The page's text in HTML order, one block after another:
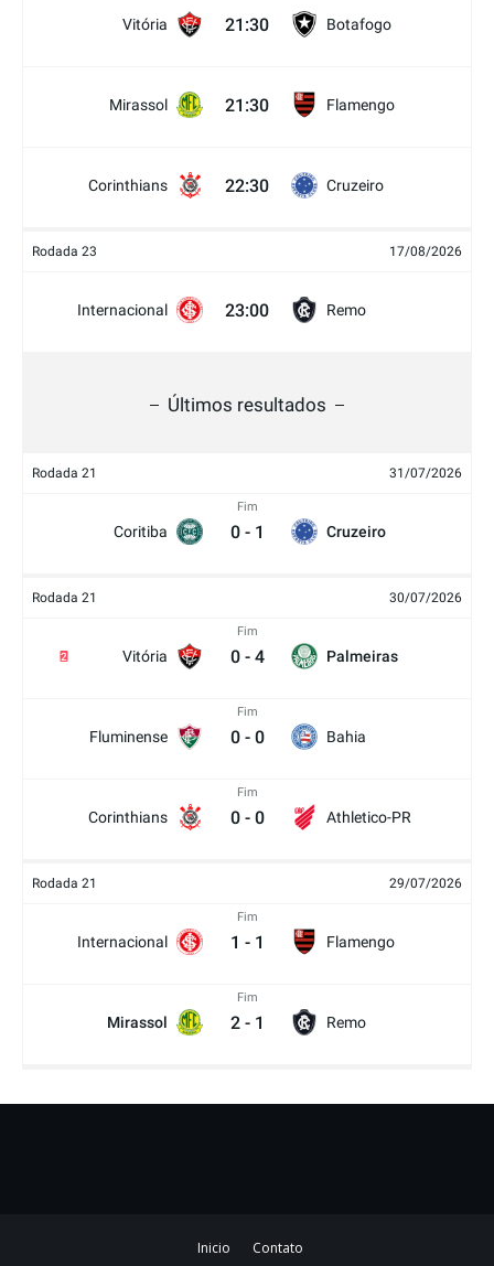
Vitória 21:30 Botafogo
Mirassol 21:30 Flamengo
Corinthians 22:30 Cruzeiro
Rodada 23 17/08/2026
Internacional 23:00 Remo
Últimos resultados
Rodada 21 31/07/2026
Coritiba
Fim
0 - 1 Cruzeiro
Rodada 21 30/07/2026
Vitória
2
Fim
0 - 4 Palmeiras
Fluminense
Fim
0 - 0 Bahia
Corinthians
Fim
0 - 0 Athletico-PR
Rodada 21 29/07/2026
Internacional
Fim
1 - 1 Flamengo
Mirassol
Fim
2 - 1 Remo
Inicio Contato